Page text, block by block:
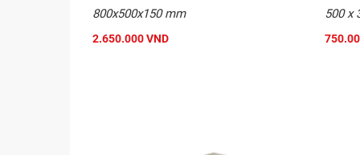
800x500x150 mm
2.650.000 VND
500 x